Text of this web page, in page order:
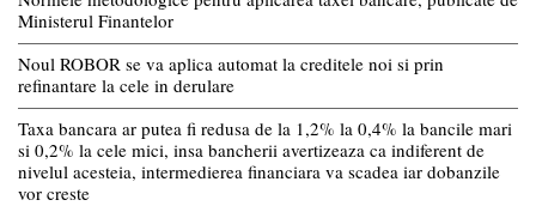
Ministerul Finantelor
Noul ROBOR se va aplica automat la creditele noi si prin
refinantare la cele in derulare
Taxa bancara ar putea fi redusa de la 1,2% la 0,4% la bancile mari
si 0,2% la cele mici, insa bancherii avertizeaza ca indiferent de
nivelul acesteia, intermedierea financiara va scadea iar dobanzile
vor creste